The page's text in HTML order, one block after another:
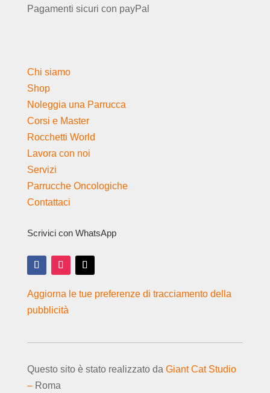
Pagamenti sicuri con payPal
Chi siamo
Shop
Noleggia una Parrucca
Corsi e Master
Rocchetti World
Lavora con noi
Servizi
Parrucche Oncologiche
Contattaci
Scrivici con WhatsApp
Aggiorna le tue preferenze di tracciamento della
pubblicità
Questo sito è stato realizzato da Giant Cat Studio
–Roma